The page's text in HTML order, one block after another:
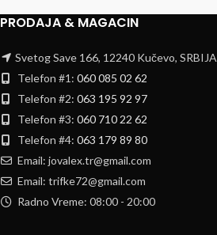
PRODAJA & MAGACIN
Svetog Save 166, 12240 Kučevo, SRBIJA
Telefon #1: 060 085 02 62
Telefon #2: 063 195 92 97
Telefon #3: 060 710 22 62
Telefon #4: 063 179 89 80
Email: jovalex.tr@gmail.com
Email: trifke72@gmail.com
Radno Vreme: 08:00 - 20:00